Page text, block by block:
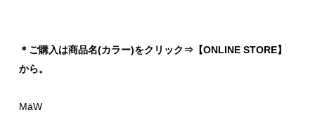
＊ご購入は商品名(カラー)をクリック⇒【ONLINE STORE】
から。
MāW